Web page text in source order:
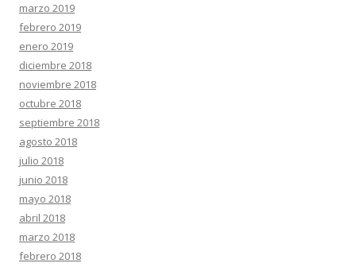
marzo 2019
febrero 2019
enero 2019
diciembre 2018
noviembre 2018
octubre 2018
septiembre 2018
agosto 2018
julio 2018
junio 2018
mayo 2018
abril 2018
marzo 2018
febrero 2018